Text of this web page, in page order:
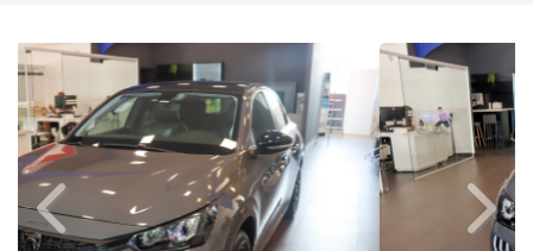
Previous Next